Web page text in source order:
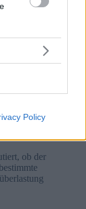
Policy
ob der